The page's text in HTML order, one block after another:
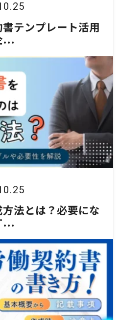
テンプレート活用
...
法とは？必要にな
...